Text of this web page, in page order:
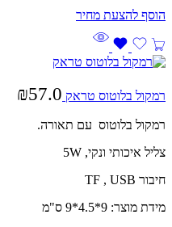
רמקול בלוטוס טראק ₪57.0
רמקול בלוטוס עם תאורה.
צליל איכותי ונקי, 5W
חיבור TF , USB
מידת מוצר: 9*4.5*9 ס"מ